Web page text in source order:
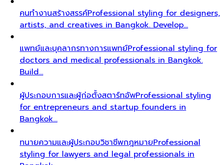
คนทำงานสร้างสรรค์Professional styling for designers,
artists, and creatives in Bangkok. Develop…
แพทย์และบุคลากรทางการแพทย์Professional styling for
doctors and medical professionals in Bangkok.
Build…
ผู้ประกอบการและผู้ก่อตั้งสตาร์ทอัพProfessional styling
for entrepreneurs and startup founders in
Bangkok…
ทนายความและผู้ประกอบวิชาชีพกฎหมายProfessional
styling for lawyers and legal professionals in